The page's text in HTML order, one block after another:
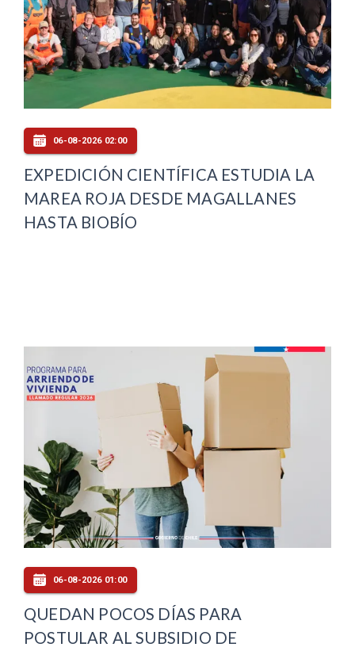
06-08-2026 02:00
EXPEDICIÓN CIENTÍFICA ESTUDIA LA
MAREA ROJA DESDE MAGALLANES
HASTA BIOBÍO
06-08-2026 01:00
QUEDAN POCOS DÍAS PARA
POSTULAR AL SUBSIDIO DE